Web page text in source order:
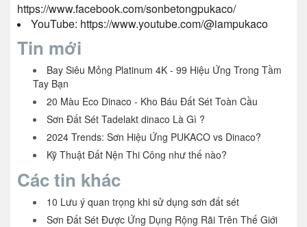
https://www.facebook.com/sonbetongpukaco/
YouTube: https://www.youtube.com/@iampukaco
Tin mới
Bay Siêu Mỏng Platinum 4K - 99 Hiệu Ứng Trong Tầm
Tay Bạn
20 Màu Eco Dinaco - Kho Báu Đất Sét Toàn Cầu
Sơn Đất Sét Tadelakt dinaco Là Gì ?
2024 Trends: Sơn Hiệu Ứng PUKACO vs Dinaco?
Kỹ Thuật Đất Nện Thi Công như thế nào?
Các tin khác
10 Lưu ý quan trọng khi sử dụng sơn đất sét
Sơn Đất Sét Được Ứng Dụng Rộng Rãi Trên Thế Giới